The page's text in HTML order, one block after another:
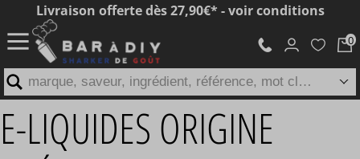
E-LIQUIDES ORIGINE
Livraison offerte dès 27,90€* - voir conditions
marque, saveur, ingrédient, référence, mot clé...